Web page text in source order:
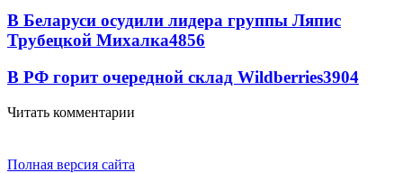
В Беларуси осудили лидера группы Ляпис
Трубецкой Михалка4856
В РФ горит очередной склад Wildberries3904
Читать комментарии
Полная версия сайта